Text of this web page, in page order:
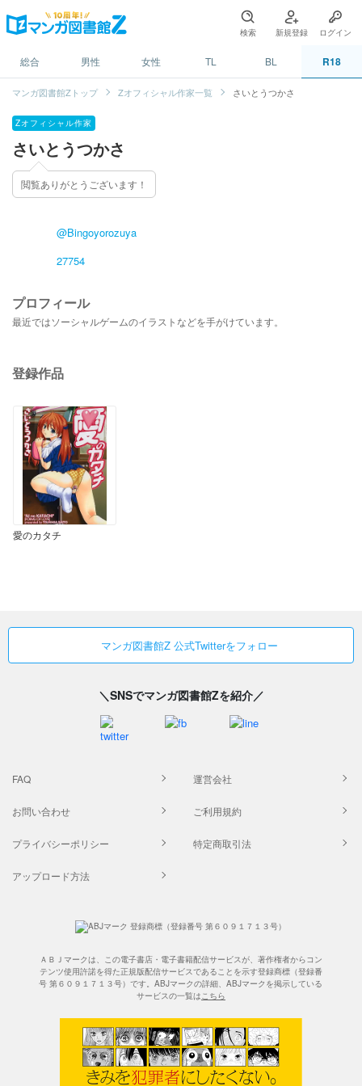
検索 新規登録 ログイン
総合 男性 女性 TL BL R18
マンガ図書館Zトップ Zオフィシャル作家一覧 さいとうつかさ
Zオフィシャル作家
さいとうつかさ
閲覧ありがとうございます！
@Bingoyorozuya
27754
プロフィール
最近ではソーシャルゲームのイラストなどを手がけています。
登録作品
愛のカタチ
マンガ図書館Z 公式Twitterをフォロー
＼SNSでマンガ図書館Zを紹介／
FAQ 運営会社
お問い合わせ ご利用規約
プライバシーポリシー 特定商取引法
アップロード方法
ＡＢＪマークは、この電子書店・電子書籍配信サービスが、著作権者からコン
テンツ使用許諾を得た正規版配信サービスであることを示す登録商標（登録番
号 第６０９１７１３号）です。ABJマークの詳細、ABJマークを掲示している
サービスの一覧はこちら